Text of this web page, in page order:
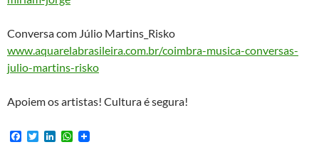
Conversa com Júlio Martins_Risko
www.aquarelabrasileira.com.br/coimbra-musica-conversas-
julio-martins-risko
Apoiem os artistas! Cultura é segura!
F
T
W